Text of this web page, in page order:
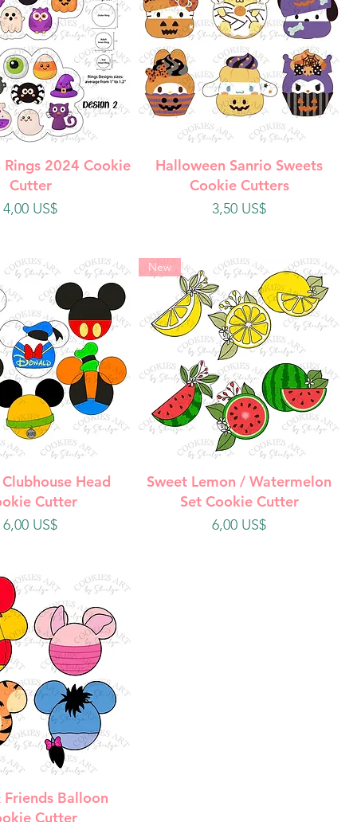
rápida
Rings 2024 Cookie
Cutter
Precio
4,00 US$
Vista rápida
Halloween Sanrio Sweets
Cookie Cutters
Precio
3,50 US$
rápida Head
Cutter
Precio
6,00 US$
Vista rápida
New
Sweet Lemon / Watermelon
Set Cookie Cutter
Precio
6,00 US$
rápida
Friends Balloon
Cutter